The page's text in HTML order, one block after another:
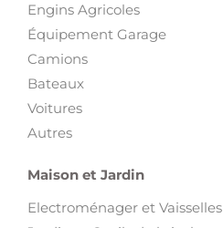
Engins Agricoles
Équipement Garage
Camions
Bateaux
Voitures
Autres
Maison et Jardin
Electroménager et Vaisselles